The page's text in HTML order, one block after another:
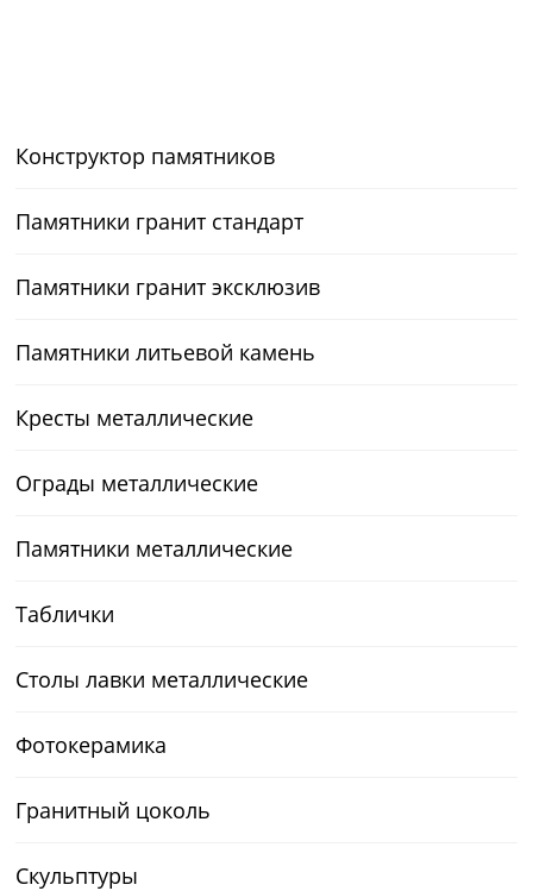
Конструктор памятников
Памятники гранит стандарт
Памятники гранит эксклюзив
Памятники литьевой камень
Кресты металлические
Ограды металлические
Памятники металлические
Таблички
Столы лавки металлические
Фотокерамика
Гранитный цоколь
Скульптуры